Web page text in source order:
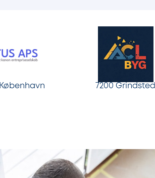
7200 Grindsted